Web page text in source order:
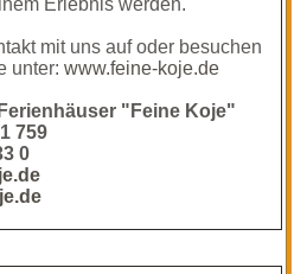
Erlebnis werden.
mit uns auf oder besuchen
unter:www.feine-koje.de
"Feine Koje"
759
0